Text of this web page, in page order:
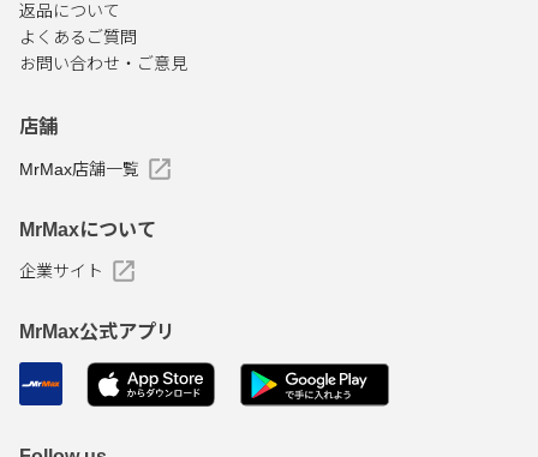
返品について
よくあるご質問
お問い合わせ・ご意見
店舗
MrMax店舗一覧
MrMaxについて
企業サイト
MrMax公式アプリ